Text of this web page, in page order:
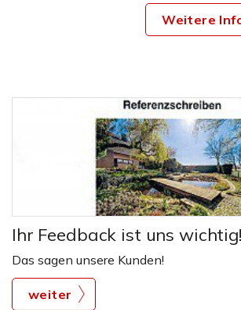
Weitere
Ihr Feedback ist uns wichtig!
Das sagen unsere Kunden!
weiter